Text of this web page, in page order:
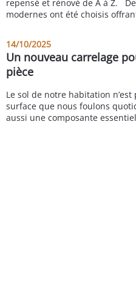
repensé et rénové de A à Z.
modernes ont été choisis
le rendu global de ce projet.
Longjumeau au 3eme trimestre
14/10/2025
Un nouveau carrelage
pièce
Le sol de notre habitation
surface que nous foulons
aussi une composante